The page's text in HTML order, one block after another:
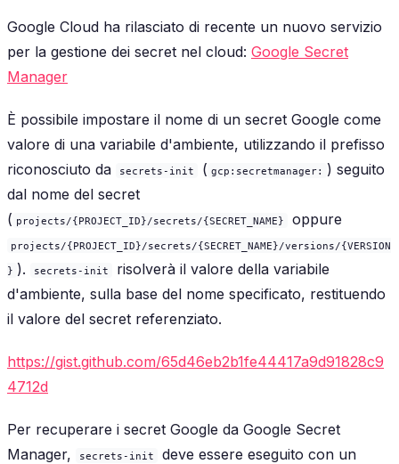
Google Cloud ha rilasciato di recente un nuovo servizio
per la gestione dei secret nel cloud: Google Secret
Manager
È possibile impostare il nome di un secret Google come
valore di una variabile d'ambiente, utilizzando il prefisso
riconosciuto da
secrets-init ( gcp:secretmanager: ) seguito
dal nome del secret
( projects/{PROJECT_ID}/secrets/{SECRET_NAME} oppure
projects/{PROJECT_ID}/secrets/{SECRET_NAME}/versions/{VERSION
} ). secrets-init
risolverà il valore della variabile
d'ambiente, sulla base del nome specificato, restituendo
il valore del secret referenziato.
https://gist.github.com/65d46eb2b1fe44417a9d91828c9
4712d
Per recuperare i secret Google da Google Secret
Manager,
secrets-init
deve essere eseguito con un